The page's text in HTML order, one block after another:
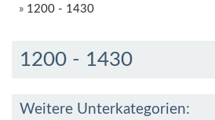
» 1200 - 1430
1200 - 1430
Weitere Unterkategorien: